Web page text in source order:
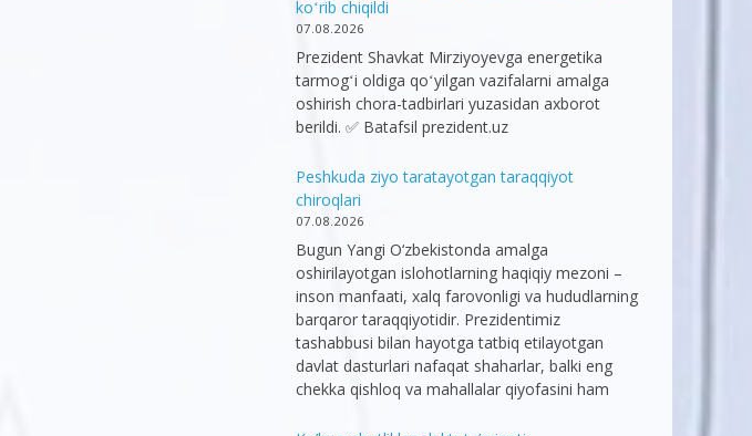
koʻrib chiqildi
07.08.2026
Prezident Shavkat Mirziyoyevga energetika
tarmogʻi oldiga qoʻyilgan vazifalarni amalga
oshirish chora-tadbirlari yuzasidan axborot
berildi. ✅ Batafsil prezident.uz
Peshkuda ziyo taratayotgan taraqqiyot
chiroqlari
07.08.2026
Bugun Yangi O‘zbekistonda amalga
oshirilayotgan islohotlarning haqiqiy mezoni –
inson manfaati, xalq farovonligi va hududlarning
barqaror taraqqiyotidir. Prezidentimiz
tashabbusi bilan hayotga tatbiq etilayotgan
davlat dasturlari nafaqat shaharlar, balki eng
chekka qishloq va mahallalar qiyofasini ham